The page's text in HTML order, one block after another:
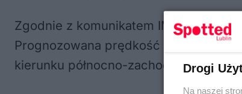
Zgodnie z komunikatem IMGW,
Prognozowana prędkość wiatru to
kierunku północno-zachodniego.
Drogi
Na naszej